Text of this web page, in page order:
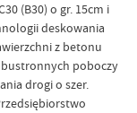
(B30) o gr. 15cm i
deskowania
z betonu
poboczy
drogi o szer.